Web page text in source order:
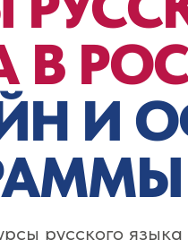
В
И
русского